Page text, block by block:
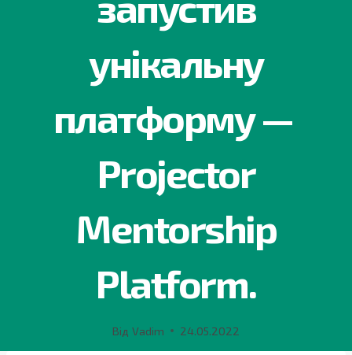
унікальну
платформу —
Projector
Mentorship
Platform.
Від Vadim 24.05.2022